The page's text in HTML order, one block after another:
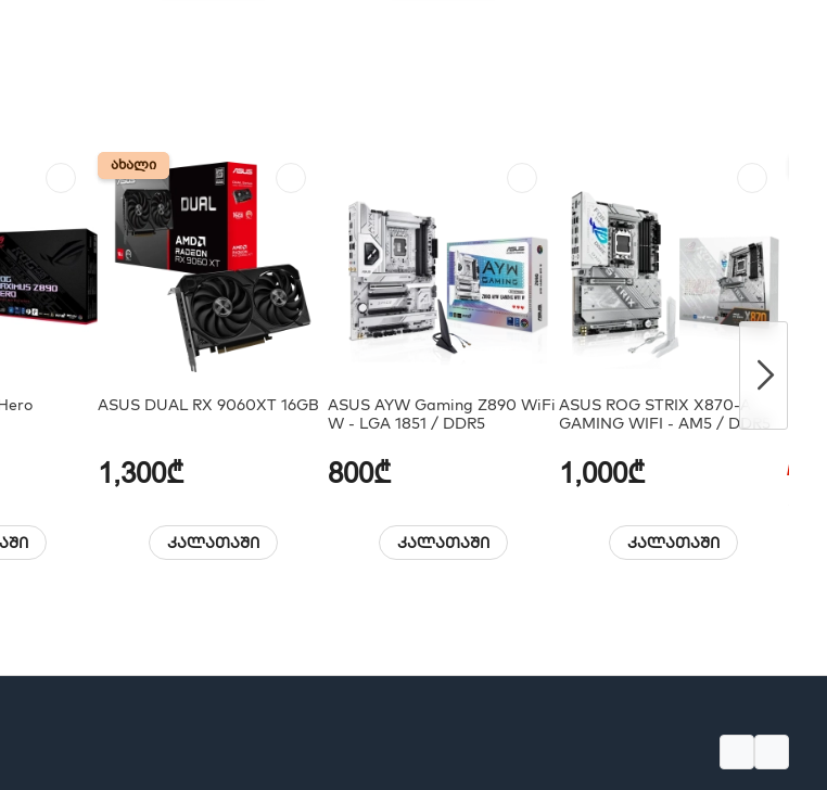
ᲐᲮᲐᲚᲘ
ᲐᲮᲐᲚᲘ
ASUS DUAL RX 9060XT 16GB
1,300₾
კალათაში
ASUS AYW Gaming Z890 WiFi
W - LGA 1851 / DDR5
800₾
კალათაში
ASUS ROG STRIX X870-A
GAMING WIFI - AM5 / DDR5
1,000₾
კალათაში